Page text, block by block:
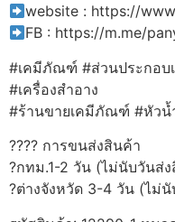
website : https://
FB : https://m.me/
#เคมีภัณฑ์ #ส่วนประกอบ
#เครื่องสำอาง
#ร้านขายเคมีภัณฑ์ #หัวน้
???? การขนส่งสินค้า
?กทม.1-2 วัน (ไม่นับวันส่
?ต่างจังหวัด 3-4 วัน (ไม่นั